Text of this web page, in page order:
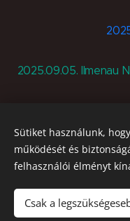
2025.09.05. Ilmenau
Sütiket használunk,
működését és
felhasználói élményt
Csak a